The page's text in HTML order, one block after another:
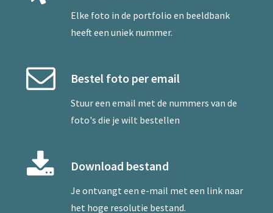
Elke foto in de portfolio en beeldbank
heeft een uniek nummer.
Bestel foto per email
Stuur een email met de nummers van de
foto's die je wilt bestellen
Download bestand
Je ontvangt een e-mail met een link naar
het hoge resolutie bestand.